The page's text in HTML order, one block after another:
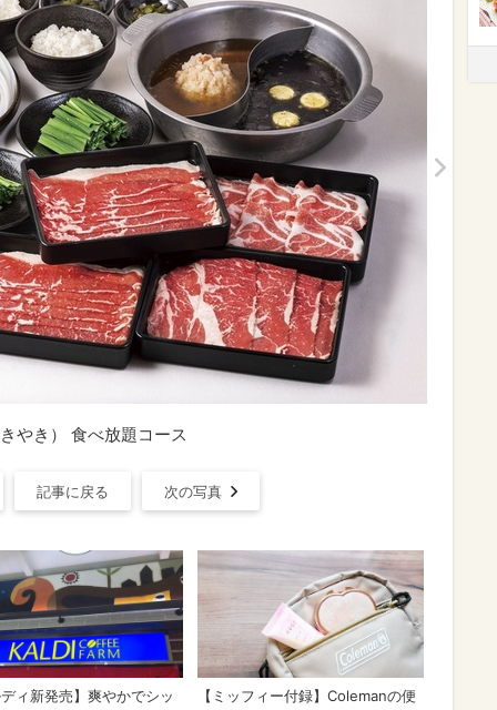
やき） 食べ放題コース
記事に戻る 次の写真